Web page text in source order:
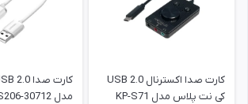
کارت صدا اکسترنال USB 2.0
کی نت پلاس مدل KP-S71
مدل 30712-US206